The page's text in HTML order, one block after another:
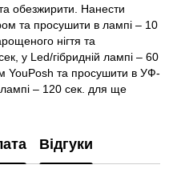
обезжирити. Нанести
та просушити в лампі – 10
нігтя та
у Led/гібридній лампі – 60
YouPosh та просушити в УФ-
лампі – 120 сек. для ще
Відгуки